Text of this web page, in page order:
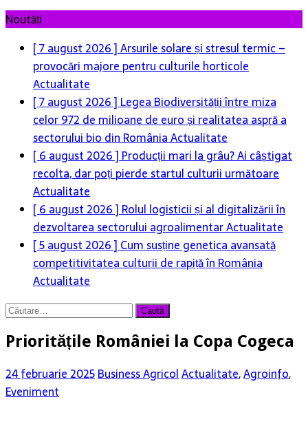
Noutăți
[ 7 august 2026 ]Arsurile solare și stresul termic –
provocări majore pentru culturile horticole
Actualitate
[ 7 august 2026 ] Legea Biodiversității între miza
celor 972 de milioane de euro și realitatea aspră a
sectorului bio din RomâniaActualitate
[ 6 august 2026 ] Producții mari la grâu? Ai câștigat
recolta, dar poți pierde startul culturii următoare
Actualitate
[ 6 august 2026 ] Rolul logisticii și al digitalizării în
dezvoltarea sectorului agroalimentarActualitate
[ 5 august 2026 ] Cum susține genetica avansată
competitivitatea culturii de rapiță în România
Actualitate
Caută
Prioritățile României la Copa Cogeca
24 februarie 2025Business AgricolActualitate,Agroinfo,
Eveniment